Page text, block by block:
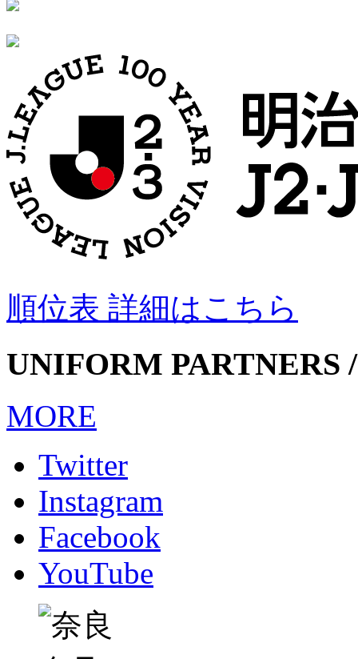
順位表 詳細はこちら
UNIFORM PARTNERS
MORE
Twitter
Instagram
Facebook
YouTube